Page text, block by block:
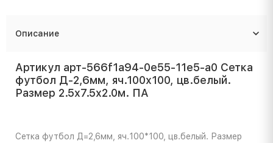
Описание
Артикул арт-566f1a94-0e55-11e5-a0 Сетка
футбол Д-2,6мм, яч.100x100, цв.белый.
Размер 2.5x7.5x2.0м. ПА
Сетка футбол Д=2,6мм, яч.100*100, цв.белый. Размер